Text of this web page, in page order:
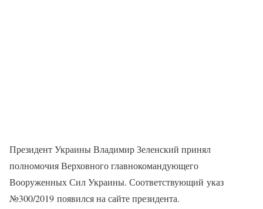
Президент Украины Владимир Зеленский принял
полномочия Верховного главнокомандующего
Вооруженных Сил Украины. Соответствующий указ
№300/2019 появился на сайте президента.